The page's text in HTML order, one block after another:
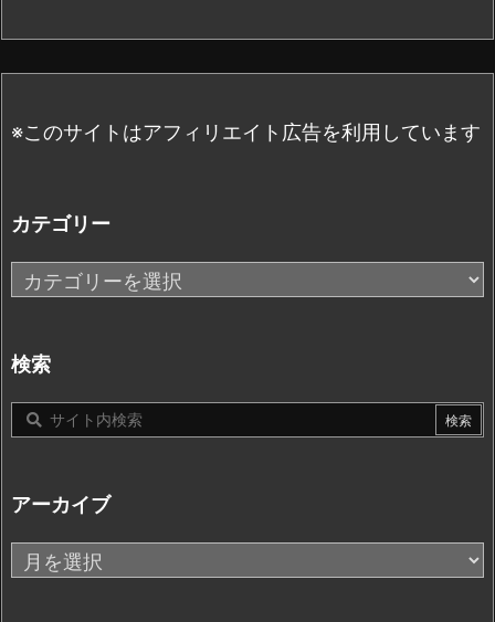
※このサイトはアフィリエイト広告を利用しています
カテゴリー
カ
テ
リ
ー
検索
アーカイブ
ア
ー